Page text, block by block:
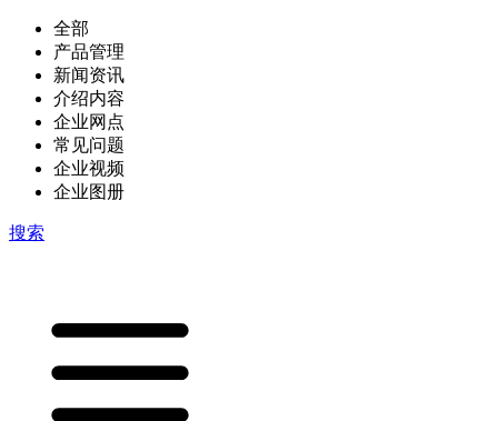
全部
产品管理
新闻资讯
介绍内容
企业网点
常见问题
企业视频
企业图册
搜索